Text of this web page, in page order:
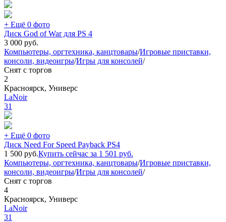
+ Ещё 0 фото
Диск God of War для PS 4
3 000 руб.
Компьютеры, оргтехника, канцтовары/Игровые приставки,
консоли, видеоигры/Игры для консолей/
Снят с торгов
2
Красноярск, Универс
LaNoir
31
+ Ещё 0 фото
Диск Need For Speed Payback PS4
1 500 руб.Купить сейчас за 1 501 руб.
Компьютеры, оргтехника, канцтовары/Игровые приставки,
консоли, видеоигры/Игры для консолей/
Снят с торгов
4
Красноярск, Универс
LaNoir
31